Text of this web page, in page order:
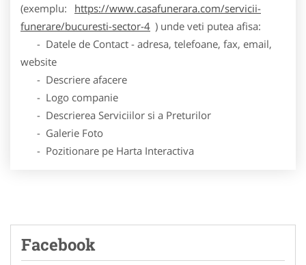
(exemplu:
https://www.casafunerara.com/servicii-
funerare/bucuresti-sector-4 ) unde veti putea afisa:
- Datele de Contact - adresa, telefoane, fax, email,
website
- Descriere afacere
- Logo companie
- Descrierea Serviciilor si a Preturilor
- Galerie Foto
- Pozitionare pe Harta Interactiva
Facebook